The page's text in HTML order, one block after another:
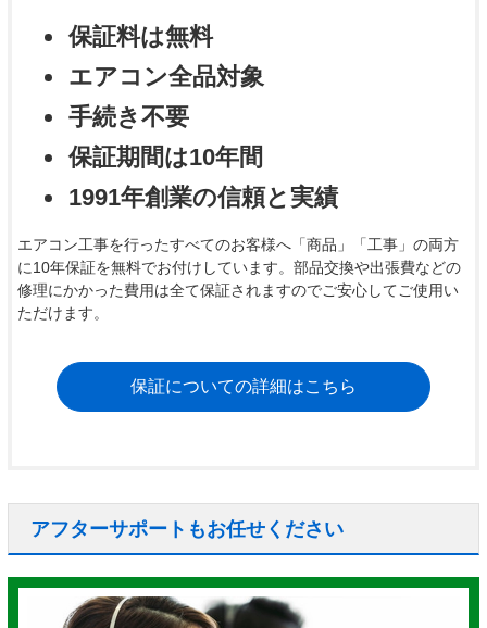
保証料は無料
エアコン全品対象
手続き不要
保証期間は10年間
1991年創業の信頼と実績
エアコン工事を行ったすべてのお客様へ「商品」「工事」の両方
に10年保証を無料でお付けしています。部品交換や出張費などの
修理にかかった費用は全て保証されますのでご安心してご使用い
ただけます。
保証についての詳細はこちら
アフターサポートもお任せください